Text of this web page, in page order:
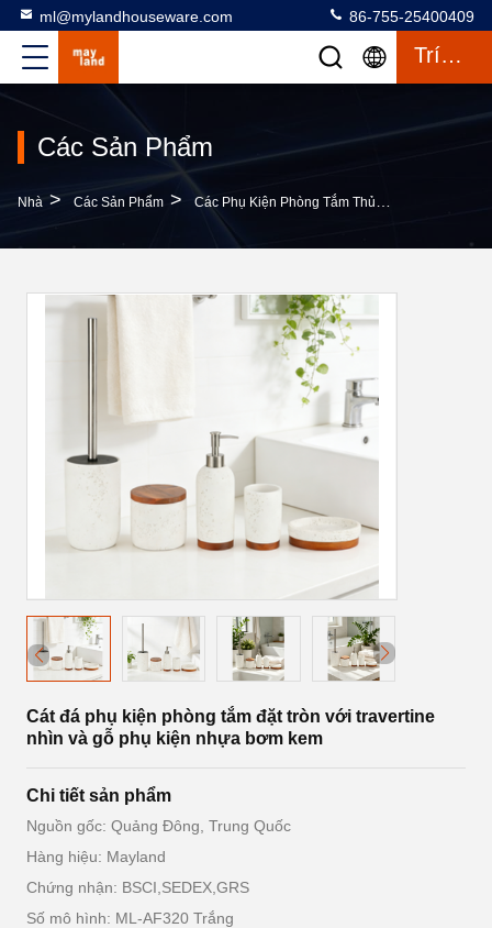
ml@mylandhouseware.com 86-755-25400409
Trích Dẫn
Các Sản Phẩm
Nhà > Các Sản Phẩm > Các Phụ Kiện Phòng Tắm Thủy Tinh
Cát đá phụ kiện phòng tắm đặt tròn với travertine
nhìn và gỗ phụ kiện nhựa bơm kem
Chi tiết sản phẩm
Nguồn gốc: Quảng Đông, Trung Quốc
Hàng hiệu: Mayland
Chứng nhận: BSCI,SEDEX,GRS
Số mô hình: ML-AF320 Trắng